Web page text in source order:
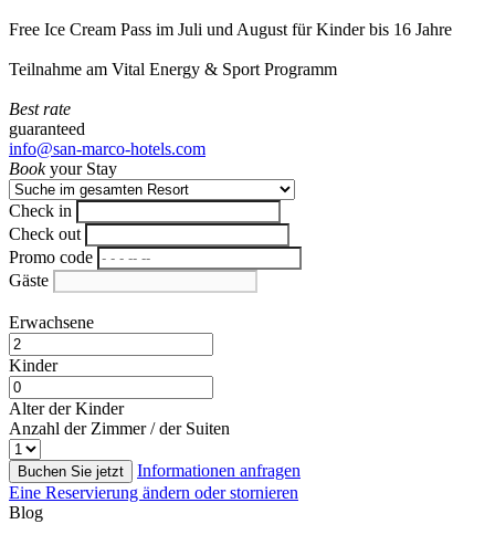
Free Ice Cream Pass im Juli und August für Kinder bis 16 Jahre
Teilnahme am Vital Energy & Sport Programm
Best rate
guaranteed
info@san-marco-hotels.com
Bookyour Stay
Check in
Check out
Promo code
Gäste
Erwachsene
Kinder
Alter der Kinder
Anzahl der Zimmer / der Suiten
Buchen Sie jetzt
Informationen anfragen
Eine Reservierung ändern oder stornieren
Blog